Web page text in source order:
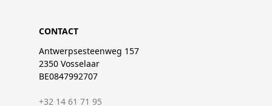
CONTACT
Antwerpsesteenweg 157
2350 Vosselaar
BE0847992707
+32 14 61 71 95